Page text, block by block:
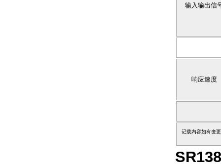
记载内容如有变
输入输出信
响应速度